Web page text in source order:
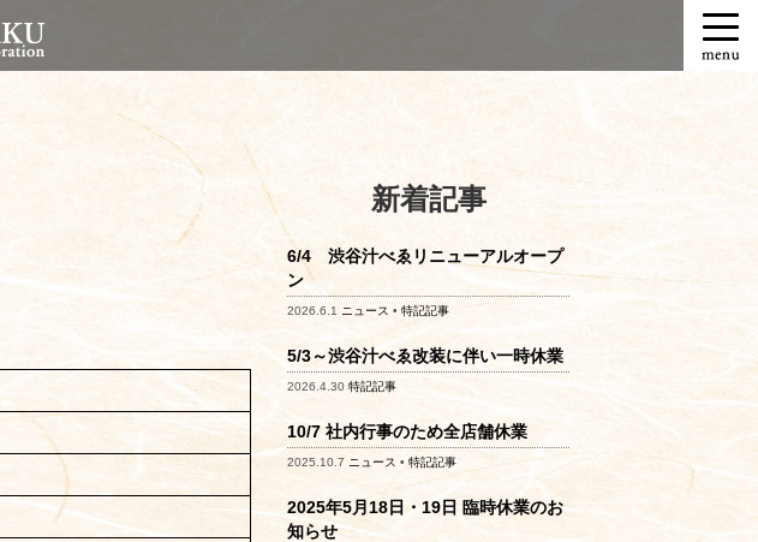
T
o
新着記事
6/4 渋谷汁べゑリニューアルオープ
ン
2026.6.1 ニュース • 特記記事
5/3～渋谷汁べゑ改装に伴い一時休業
2026.4.30 特記記事
10/7 社内行事のため全店舗休業
2025.10.7 ニュース • 特記記事
2025年5月18日・19日 臨時休業のお
知らせ